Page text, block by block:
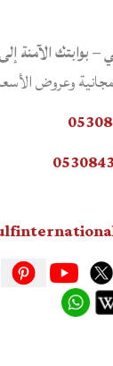
– بوابتك الآمنة
وعروض